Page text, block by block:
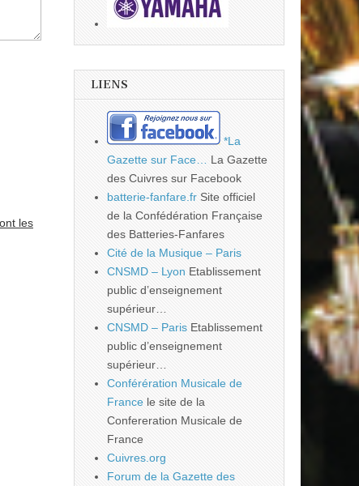
les
LIENS
*La
Gazette sur Face…
La Gazette
des Cuivres sur Facebook
batterie-fanfare.fr Site officiel
de la Confédération Française
des Batteries-Fanfares
Cité de la Musique – Paris
CNSMD – Lyon Etablissement
public d’enseignement
supérieur…
CNSMD – Paris Etablissement
public d’enseignement
supérieur…
Conférération Musicale de
France le site de la
Confereration Musicale de
France
Cuivres.org
Forum de la Gazette des